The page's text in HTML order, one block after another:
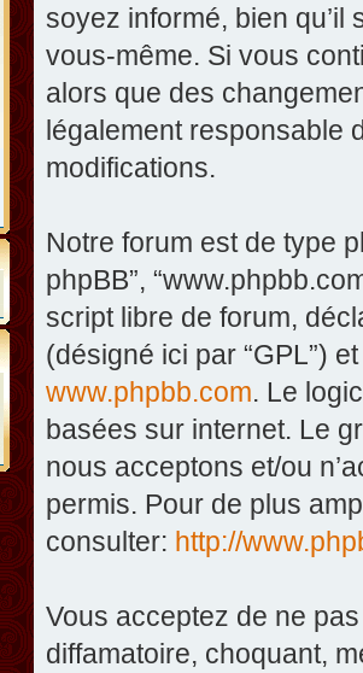
soyez informé, bien
vous-même. Si vous
alors que des
légalement responsable
modifications.
Notre forum est de type
phpBB”,
script libre de forum,
(désigné ici par “GPL”)
www.phpbb.com. Le
basées sur internet. Le
nous acceptons et/ou
permis. Pour de plus
consulter: http://
Vous acceptez de ne
diffamatoire, choquant,